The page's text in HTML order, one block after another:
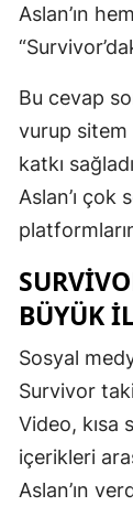
Aslan’ın
Bu cevap
vurup sitem
katkı
Aslan’ı çok
BÜYÜK
Sosyal
Survivor
Video, kısa
içerikleri
Aslan’ın